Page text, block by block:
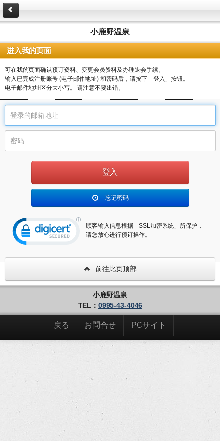
小鹿野温泉
进入我的页面
可在我的页面确认预订资料、变更会员资料及办理退会手续。
输入已完成注册账号 (电子邮件地址) 和密码后，请按下「登入」按钮。
电子邮件地址区分大小写。 请注意不要出错。
忘记密码
顾客输入信息根据「SSL加密系统」所保护，
请您放心进行预订操作。
前往此页顶部
小鹿野温泉
TEL： 0995-43-4046
戻る お問合せ PCサイト